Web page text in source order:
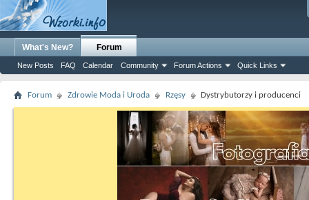
What's New? Forum
New Posts FAQ Calendar Community Forum Actions Quick Links
Forum Zdrowie Moda i Uroda Rzęsy Dystrybutorzy i producenci